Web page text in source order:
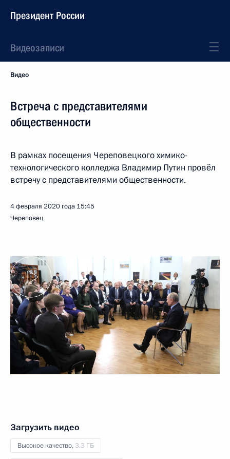
Президент России
Видеозаписи
Видео
Встреча с представителями
общественности
В рамках посещения Череповецкого химико-
технологического колледжа Владимир Путин провёл
встречу с представителями общественности.
4 февраля 2020 года 15:45
Череповец
Загрузить видео
Высокое качество, 3.3 ГБ